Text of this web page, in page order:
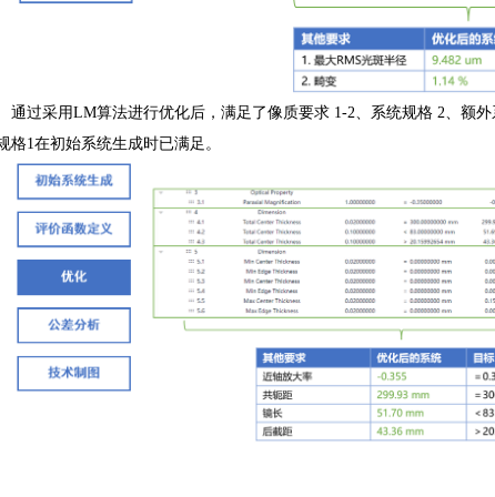
通过采用LM算法进行优化后，满足了像质要求 1-2、系统规格 2、额
格1在初始系统生成时已满足。